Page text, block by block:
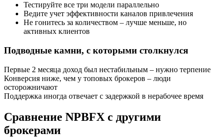
Тестируйте все три модели параллельно
Ведите учет эффективности каналов привлечения
Не гонитесь за количеством – лучше меньше, но
активных клиентов
Подводные камни, с которыми столкнулся
Первые 2 месяца доход был нестабильным – нужно терпение
Конверсия ниже, чем у топовых брокеров – люди
осторожничают
Поддержка иногда отвечает с задержкой в нерабочее время
Сравнение NPBFX с другими
брокерами